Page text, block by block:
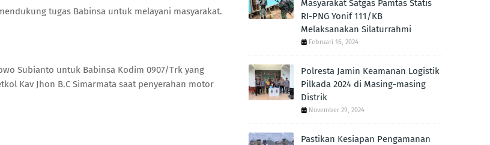
tugas Babinsa untuk melayani masyarakat.
Subianto untuk Babinsa Kodim 0907/Trk yang
Kav Jhon B.C Simarmata saat penyerahan motor
Masyarakat Satgas Pamtas Statis
RI-PNG Yonif 111/KB
Melaksanakan Silaturrahmi
Februari 16, 2024
Polresta Jamin Keamanan Logistik
Pilkada 2024 di Masing-masing
Distrik
November 29, 2024
Pastikan Kesiapan Pengamanan